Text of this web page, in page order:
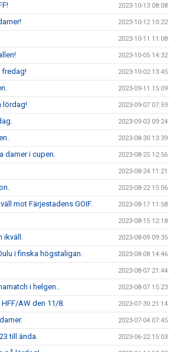
2023-10-13 08:08
2023-10-12 10:22
2023-10-11 11:08
2023-10-05 14:32
fredag! 2023-10-02 13:45
2023-09-11 15:09
lördag! 2023-09-07 07:59
2023-09-03 09:24
2023-08-30 13:39
damer i cupen. 2023-08-25 12:56
2023-08-24 11:21
2023-08-22 15:06
mot Färjestadens GOIF. 2023-08-17 11:58
2023-08-15 12:18
ikväll. 2023-08-09 09:35
i finska högstaligan. 2023-08-08 14:46
2023-08-07 21:44
i helgen.. 2023-08-07 15:23
AW den 11/8. 2023-07-30 21:14
2023-07-04 07:45
till ända. 2023-06-22 15:03